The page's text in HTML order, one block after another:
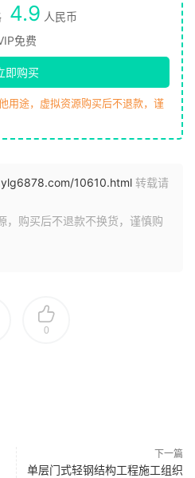
4.9 人民币
免费
即购买
用途，虚拟资源购买后不退款，谨
10610.html 转载请
，购买后不退款不换货，谨慎购
0
下一篇
单层门式轻钢结构工程施工组织